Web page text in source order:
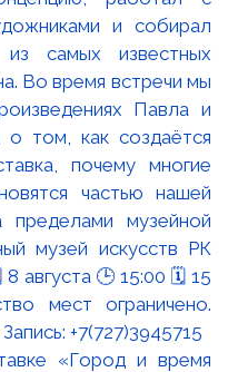
«Город и время